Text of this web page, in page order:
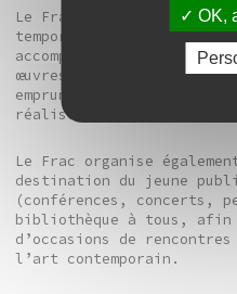
Le Frac propose un
temporaires sans cesse
accompagné de
œuvres de la collection
empruntées à d’autres
réalisées
Le Frac organise
destination du jeune
(conférences, concerts,
bibliothèque à tous, afin
d’occasions de
l’art contemporain.
OK,